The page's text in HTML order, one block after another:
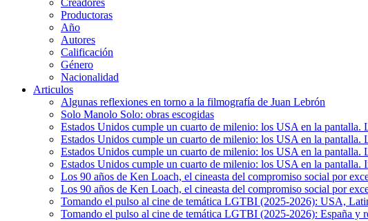
Creadores
Productoras
Año
Autores
Calificación
Género
Nacionalidad
Articulos
Algunas reflexiones en torno a la filmografía de Juan Lebrón
Solo Manolo Solo: obras escogidas
Estados Unidos cumple un cuarto de milenio: los USA en la pantalla.
Estados Unidos cumple un cuarto de milenio: los USA en la
Estados Unidos cumple un cuarto de milenio: los USA en la pantalla.
Estados Unidos cumple un cuarto de milenio: los USA en la pantalla.
Los 90 años de Ken Loach, el cineasta del compromiso social por
Los 90 años de Ken Loach, el cineasta del compromiso social por
Tomando el pulso al cine de temática LGTBI (2025-2026): USA,
Tomando el pulso al cine de temática LGTBI (2025-2026): España y